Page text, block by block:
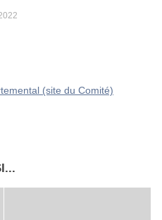
(site du Comité)